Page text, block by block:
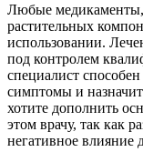
Любые медикаменты,
растительных
использовании.
под контролем
специалист
симптомы и
хотите дополнить
этом врачу, так как
негативное влияние